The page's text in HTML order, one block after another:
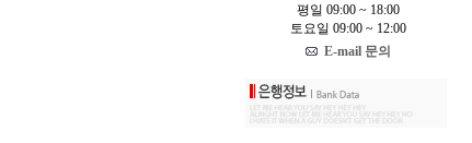
평일 09:00 ~ 18:00
토요일 09:00 ~ 12:00
E-mail 문의